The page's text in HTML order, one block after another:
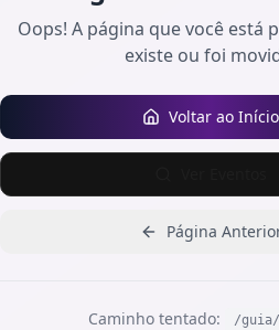
Oops! A página que você está
existe ou foi
Voltar ao Início
Página
Caminho tentado:
/